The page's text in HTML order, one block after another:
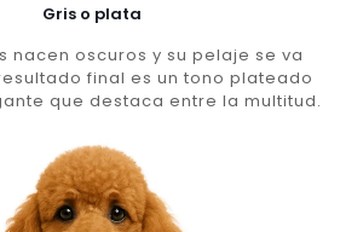
Gris o plata
nacen oscuros y su pelaje se va
final es un tono plateado
que destaca entre la multitud.